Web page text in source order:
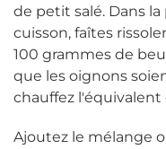
de petit salé. Dans la
cuisson, faîtes
100 grammes de
que les oignons
chauffez l'équivalent
Ajoutez le mélange